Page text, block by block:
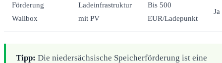
Förderung
Wallbox
Ladeinfrastruktur
mit PV
Bis 500
EUR/Ladepunkt
Ja
Tipp: Die niedersächsische Speicherförderung ist eine